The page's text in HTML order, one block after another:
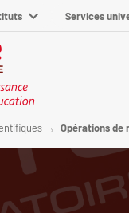
Services
Opérations de